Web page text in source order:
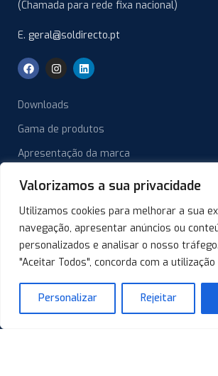
Valorizamos a sua privacidade
Utilizamos cookies para melhorar a sua
navegação, apresentar anúncios ou
personalizados e analisar o nosso
"Aceitar Todos", concorda com a utilização
Personalizar Rejeitar
(Chamada para rede fixa nacional)
E. geral@soldirecto.pt
Downloads
Gama de produtos
Apresentação da marca
Catálogo
Ficha de Cliente
Certificado do Coletor
Links úteis
Política de Privacidade